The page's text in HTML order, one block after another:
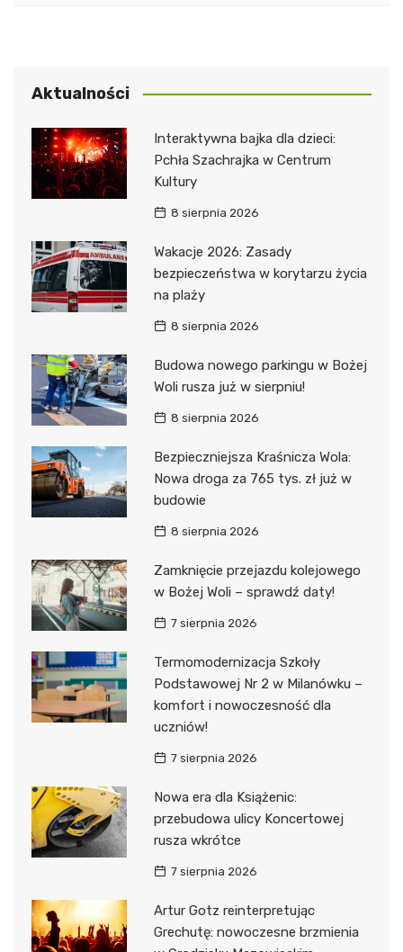
Aktualności
Interaktywna bajka dla dzieci:
Pchła Szachrajka w Centrum
Kultury
8 sierpnia 2026
Wakacje 2026: Zasady
bezpieczeństwa w korytarzu życia
na plaży
8 sierpnia 2026
Budowa nowego parkingu w Bożej
Woli rusza już w sierpniu!
8 sierpnia 2026
Bezpieczniejsza Kraśnicza Wola:
Nowa droga za 765 tys. zł już w
budowie
8 sierpnia 2026
Zamknięcie przejazdu kolejowego
w Bożej Woli – sprawdź daty!
7 sierpnia 2026
Termomodernizacja Szkoły
Podstawowej Nr 2 w Milanówku –
komfort i nowoczesność dla
uczniów!
7 sierpnia 2026
Nowa era dla Książenic:
przebudowa ulicy Koncertowej
rusza wkrótce
7 sierpnia 2026
Artur Gotz reinterpretując
Grechutę: nowoczesne brzmienia